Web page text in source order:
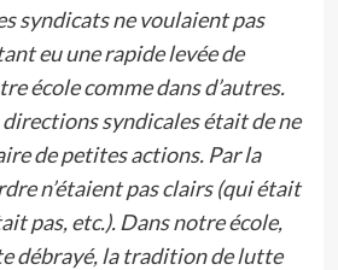
syndicats ne voulaient pas
eu une rapide levée de
école comme dans d’autres.
syndicales était de ne
de petites actions. Par la
n’étaient pas clairs (qui était
pas, etc.). Dans notre école,
débrayé, la tradition de lutte